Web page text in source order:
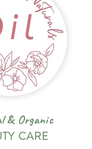
& Organic
CARE